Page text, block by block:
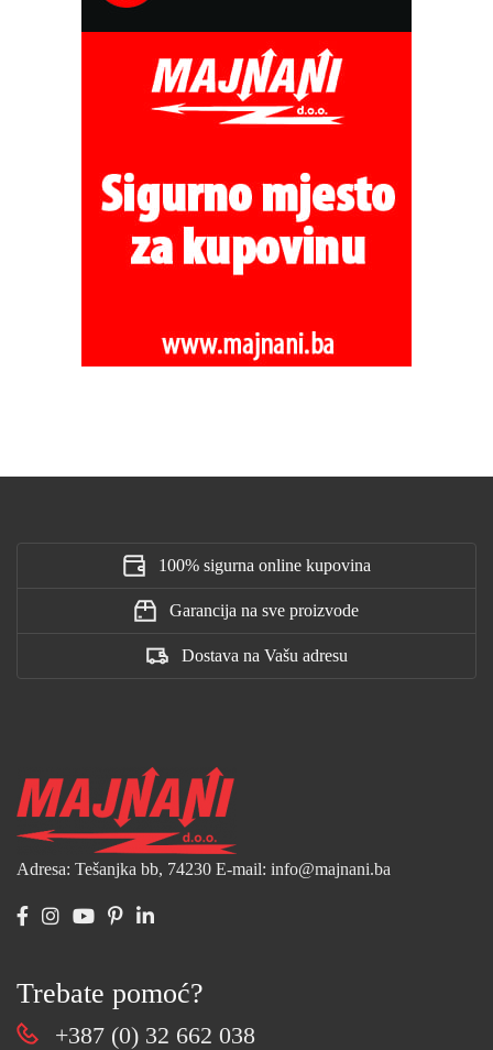
100% sigurna online kupovina
Garancija na sve proizvode
Dostava na Vašu adresu
Adresa: Tešanjka bb, 74230 E-mail: info@majnani.ba
Trebate pomoć?
+387 (0) 32 662 038